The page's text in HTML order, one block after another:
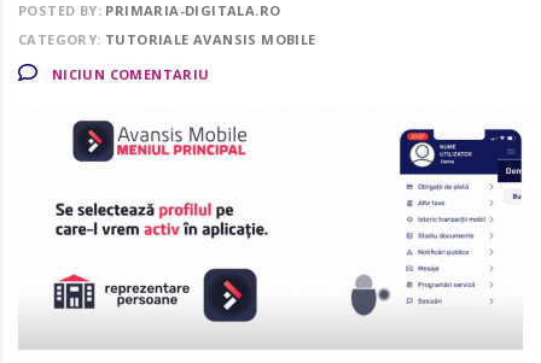
POSTED BY: PRIMARIA-DIGITALA.RO
CATEGORY: TUTORIALE AVANSIS MOBILE
NICIUN COMENTARIU